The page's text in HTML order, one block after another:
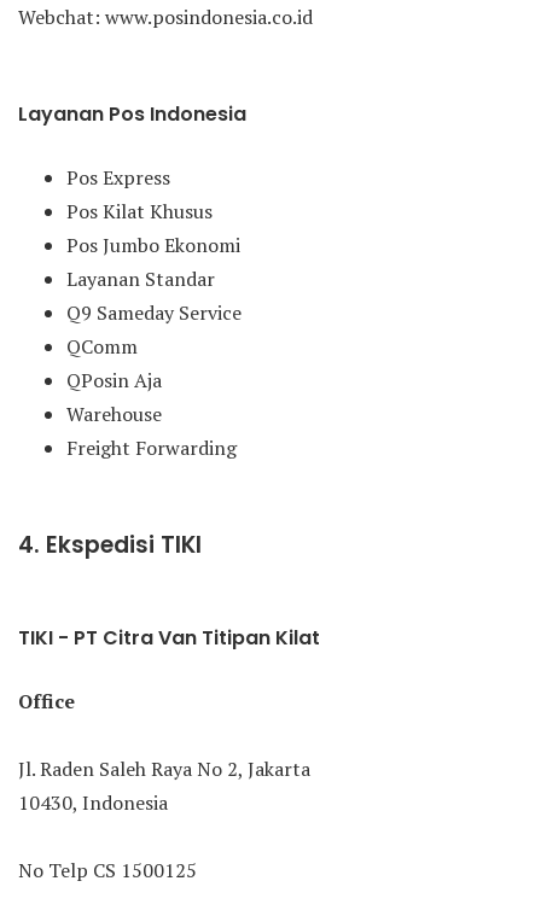
Webchat: www.posindonesia.co.id
Layanan Pos Indonesia
Pos Express
Pos Kilat Khusus
Pos Jumbo Ekonomi
Layanan Standar
Q9 Sameday Service
QComm
QPosin Aja
Warehouse
Freight Forwarding
4. Ekspedisi TIKI
TIKI - PT Citra Van Titipan Kilat
Office
Jl. Raden Saleh Raya No 2, Jakarta
10430, Indonesia
No Telp CS 1500125